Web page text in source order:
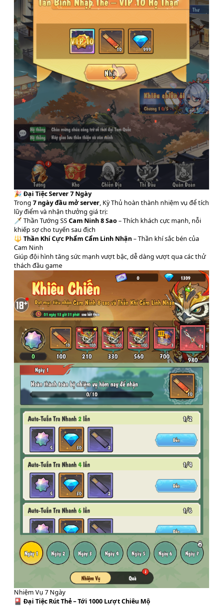
🎉 Đại Tiệc Server 7 Ngày
Trong 7 ngày đầu mở server, Kỳ Thủ hoàn thành nhiệm vụ để tích
lũy điểm và nhận thưởng giá trị:
🗡️ Thần Tướng SSCam Ninh 8 Sao– Thích khách cực mạnh, nỗi
khiếp sợ cho tuyến sau địch
🔱 Thần Khí Cực Phẩm Cẩm Linh Nhận– Thần khí sắc bén của
Cam Ninh
Giúp đội hình tăng sức mạnh vượt bậc, dễ dàng vượt qua các thử
thách đầu game
Nhiệm Vụ 7 Ngày
🎴 Đại Tiệc Rút Thẻ – Tới 1000 Lượt Chiêu Mộ